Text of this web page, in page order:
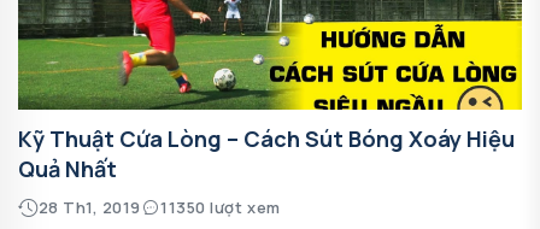
Kỹ Thuật Cứa Lòng – Cách Sút Bóng Xoáy Hiệu
Quả Nhất
28 Th1, 2019 11350 lượt xem